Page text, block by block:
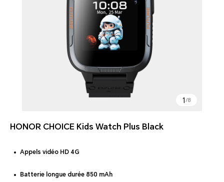
1 /8
HONOR CHOICE Kids Watch Plus Black
Appels vidéo HD 4G
Batterie longue durée 850 mAh